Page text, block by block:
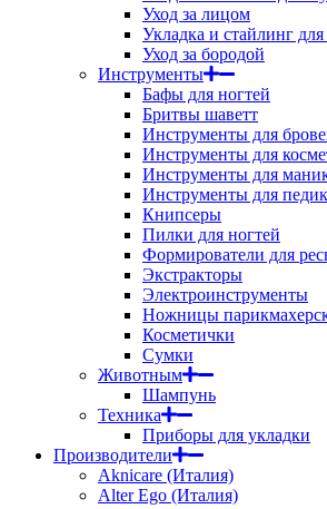
Уход за лицом
Укладка и стайлинг
Уход за бородой
Инструменты
Бафы для ногтей
Бритвы шаветт
Инструменты для
Инструменты для
Инструменты для
Инструменты для
Книпсеры
Пилки для ногтей
Формирователи для
Экстракторы
Электроинструменты
Ножницы
Косметички
Сумки
Животным
Шампунь
Техника
Приборы для укладки
Производители
Aknicare (Италия)
Alter Ego (Италия)